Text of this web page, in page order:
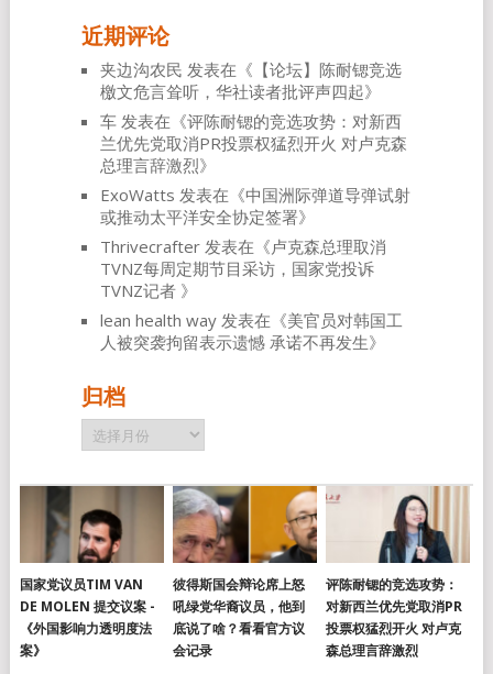
近期评论
夹边沟农民 发表在《 【论坛】陈耐锶竞选
檄文危言耸听，华社读者批评声四起》
车发表在《评陈耐锶的竞选攻势：对新西
兰优先党取消PR投票权猛烈开火 对卢克森
总理言辞激烈》
ExoWatts 发表在《中国洲际弹道导弹试射
或推动太平洋安全协定签署》
Thrivecrafter发表在《卢克森总理取消
TVNZ每周定期节目采访，国家党投诉
TVNZ记者 》
lean health way发表在《美官员对韩国工
人被突袭拘留表示遗憾 承诺不再发生》
归档
归
档
国家党议员TIM VAN
DE MOLEN 提交议案 -
《外国影响力透明度法
案》
彼得斯国会辩论席上怒
吼绿党华裔议员，他到
底说了啥？看看官方议
会记录
评陈耐锶的竞选攻势：
对新西兰优先党取消PR
投票权猛烈开火 对卢克
森总理言辞激烈